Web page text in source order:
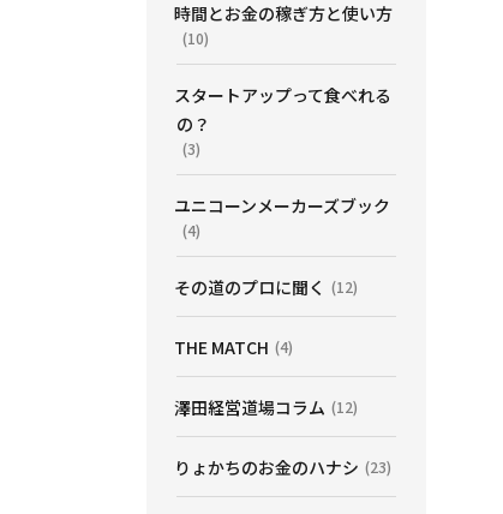
時間とお金の稼ぎ方と使い方
(10)
スタートアップって食べれる
の？
(3)
ユニコーンメーカーズブック
(4)
その道のプロに聞く (12)
THE MATCH (4)
澤田経営道場コラム (12)
りょかちのお金のハナシ (23)